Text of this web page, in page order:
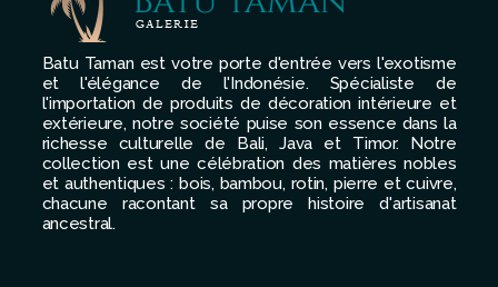
Batu Taman est votre porte d'entrée vers l'exotisme
et l'élégance de l'Indonésie. Spécialiste de
l'importation de produits de décoration intérieure et
extérieure, notre société puise son essence dans la
richesse culturelle de Bali, Java et Timor. Notre
collection est une célébration des matières nobles
et authentiques : bois, bambou, rotin, pierre et cuivre,
chacune racontant sa propre histoire d'artisanat
ancestral.